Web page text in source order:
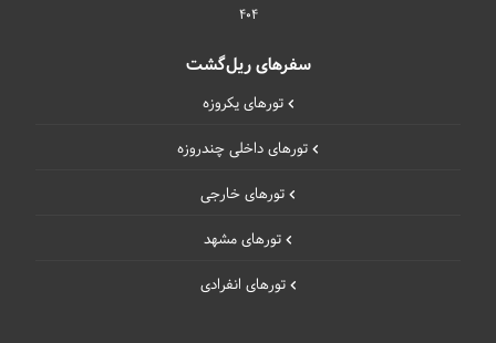
404
سفرهای ریل‌گشت
تورهای یکروزه
تورهای داخلی چند‌روزه
تورهای خارجی
تورهای مشهد
تورهای انفرادی